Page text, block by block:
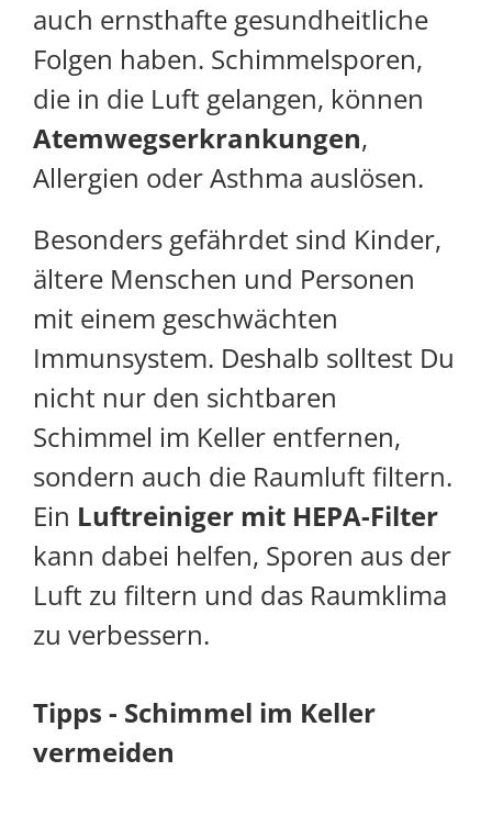
auch ernsthafte gesundheitliche
Folgen haben. Schimmelsporen,
die in die Luft gelangen, können
Atemwegserkrankungen,
Allergien oder Asthma auslösen.
Besonders gefährdet sind Kinder,
ältere Menschen und Personen
mit einem geschwächten
Immunsystem. Deshalb solltest Du
nicht nur den sichtbaren
Schimmel im Keller entfernen,
sondern auch die Raumluft filtern.
Ein Luftreiniger mit HEPA-Filter
kann dabei helfen, Sporen aus der
Luft zu filtern und das Raumklima
zu verbessern.
Tipps - Schimmel im Keller
vermeiden